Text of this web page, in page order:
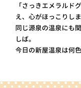
「さっきエメラルド
え、心がほっこりしま
同じ源泉の温泉にも
しば。
今日の新屋温泉は何